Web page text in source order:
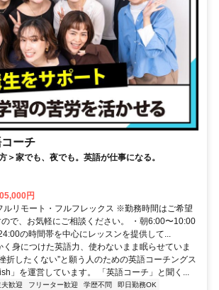
ーチ
＞家でも、夜でも。英語が仕事になる。
円
ルリモート・フルフレックス ※勤務時間はご希望
で、お気軽にご相談ください。 ・朝6:00〜10:00
の時間帯を中心にレッスンを提供して...
く身につけた英語力、使わないまま眠らせていま
折したくない”と願う人のための英語コーチングス
」を運営しています。 「英語コーチ」と聞く...
歓迎 フリーター歓迎 学歴不問
即日勤務OK